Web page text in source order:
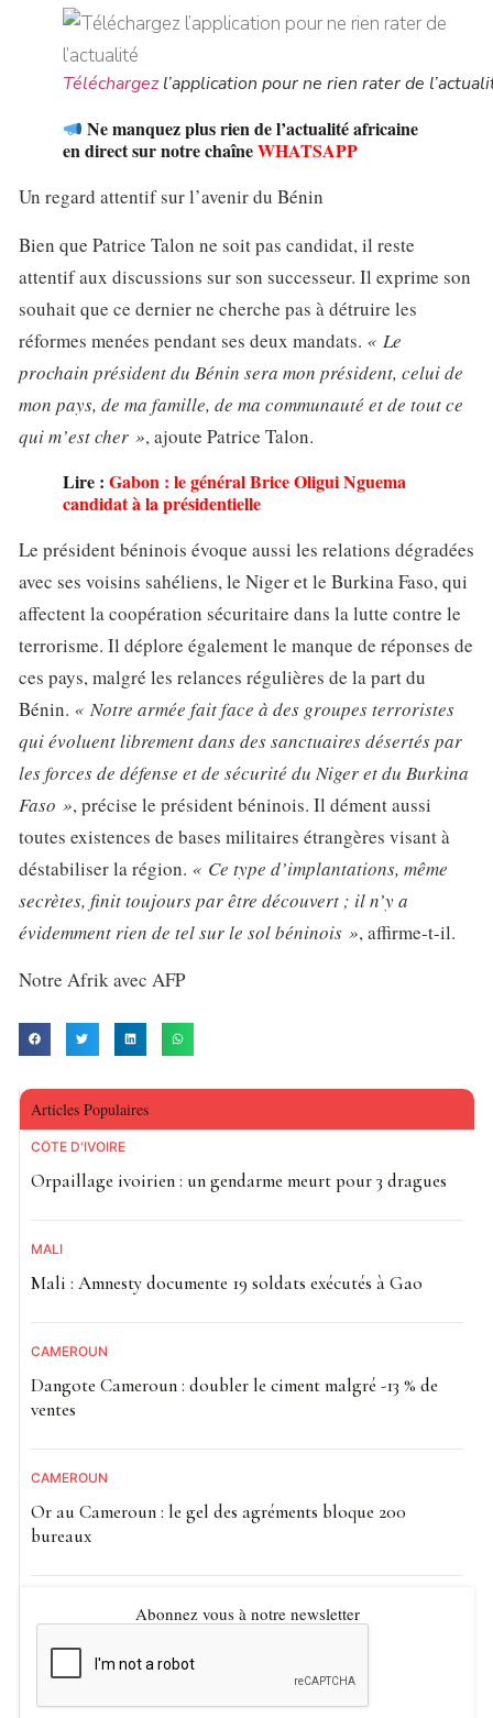
Téléchargezl’application pour ne rien rater de
Ne manquez plus rien de l’actualité africaine
en direct sur notre chaîneWHATSAPP
Un regard attentif sur l’avenir du Bénin
Bien que Patrice Talon ne soit pas candidat, il reste
attentif aux discussions sur son successeur. Il exprime son
souhait que ce dernier ne cherche pas à détruire les
réformes menées pendant ses deux mandats. « Le
prochain président du Bénin sera mon président, celui de
mon pays, de ma famille, de ma communauté et de tout ce
qui m’est cher », ajoute Patrice Talon.
Lire : Gabon : le général Brice Oligui Nguema
candidat à la présidentielle
Le président béninois évoque aussi les relations dégradées
avec ses voisins sahéliens, le Niger et le Burkina Faso, qui
affectent la coopération sécuritaire dans la lutte contre le
terrorisme. Il déplore également le manque de réponses de
ces pays, malgré les relances régulières de la part du
Bénin. « Notre armée fait face à des groupes terroristes
qui évoluent librement dans des sanctuaires désertés par
les forces de défense et de sécurité du Niger et du Burkina
Faso », précise le président béninois. Il dément aussi
toutes existences de bases militaires étrangères visant à
déstabiliser la région. « Ce type d’implantations, même
secrètes, finit toujours par être découvert ; il n’y a
évidemment rien de tel sur le sol béninois », affirme-t-il.
Notre Afrik avec AFP
Articles Populaires
CÔTE D'IVOIRE
Orpaillage ivoirien : un gendarme meurt pour 3 dragues
MALI
Mali : Amnesty documente 19 soldats exécutés à Gao
CAMEROUN
Dangote Cameroun : doubler le ciment malgré -13 % de
ventes
CAMEROUN
Or au Cameroun : le gel des agréments bloque 200
bureaux
Abonnez vous à notre newsletter